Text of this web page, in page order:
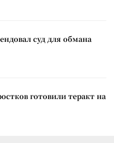
суд для обмана
готовили теракт на